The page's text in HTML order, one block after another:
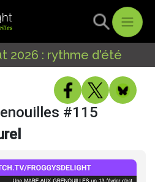
2026 : rythme d'été
#115